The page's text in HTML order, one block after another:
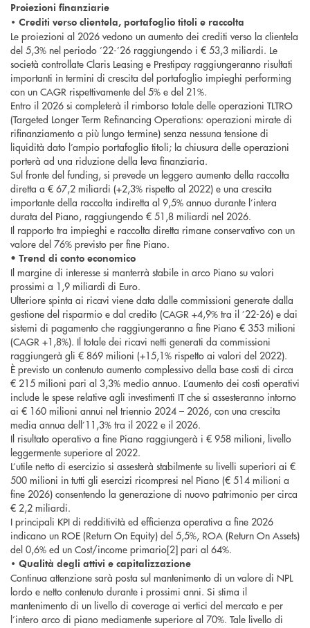
Proiezioni finanziarie
• Crediti verso clientela, portafoglio titoli e raccolta
Le proiezioni al 2026 vedono un aumento dei crediti verso la clientela
del 5,3% nel periodo ’22-’26 raggiungendo i € 53,3 miliardi. Le
società controllate Claris Leasing e Prestipay raggiungeranno risultati
importanti in termini di crescita del portafoglio impieghi performing
con un CAGR rispettivamente del 5% e del 21%.
Entro il 2026 si completerà il rimborso totale delle operazioni TLTRO
(Targeted Longer Term Refinancing Operations: operazioni mirate di
rifinanziamento a più lungo termine) senza nessuna tensione di
liquidità dato l’ampio portafoglio titoli; la chiusura delle operazioni
porterà ad una riduzione della leva finanziaria.
Sul fronte del funding, si prevede un leggero aumento della raccolta
diretta a € 67,2 miliardi (+2,3% rispetto al 2022) e una crescita
importante della raccolta indiretta al 9,5% annuo durante l’intera
durata del Piano, raggiungendo € 51,8 miliardi nel 2026.
Il rapporto tra impieghi e raccolta diretta rimane conservativo con un
valore del 76% previsto per fine Piano.
• Trend di conto economico
Il margine di interesse si manterrà stabile in arco Piano su valori
prossimi a 1,9 miliardi di Euro.
Ulteriore spinta ai ricavi viene data dalle commissioni generate dalla
gestione del risparmio e dal credito (CAGR +4,9% tra il ’22-26) e dai
sistemi di pagamento che raggiungeranno a fine Piano € 353 milioni
(CAGR +1,8%). Il totale dei ricavi netti generati da commissioni
raggiungerà gli € 869 milioni (+15,1% rispetto ai valori del 2022).
È previsto un contenuto aumento complessivo della base costi di circa
€ 215 milioni pari al 3,3% medio annuo. L’aumento dei costi operativi
include le spese relative agli investimenti IT che si assesteranno intorno
ai € 160 milioni annui nel triennio 2024 – 2026, con una crescita
media annua dell’11,3% tra il 2022 e il 2026.
Il risultato operativo a fine Piano raggiungerà i € 958 milioni, livello
leggermente superiore al 2022.
L’utile netto di esercizio si assesterà stabilmente su livelli superiori ai €
500 milioni in tutti gli esercizi ricompresi nel Piano (€ 514 milioni a
fine 2026) consentendo la generazione di nuovo patrimonio per circa
€ 2,2 miliardi.
I principali KPI di redditività ed efficienza operativa a fine 2026
indicano un ROE (Return On Equity) del 5,5%, ROA (Return On Assets)
del 0,6% ed un Cost/income primario[2] pari al 64%.
• Qualità degli attivi e capitalizzazione
Continua attenzione sarà posta sul mantenimento di un valore di NPL
lordo e netto contenuto durante i prossimi anni. Si stima il
mantenimento di un livello di coverage ai vertici del mercato e per
l’intero arco di piano mediamente superiore al 70%. Tale livello di